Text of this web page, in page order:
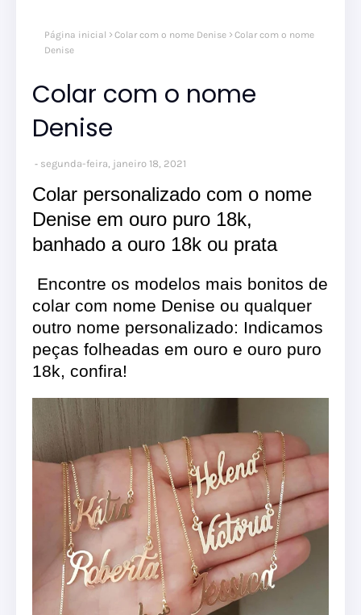
Página inicial Colar com o nome Denise
Colar com o nome
Denise
Colar com o nome
Denise
segunda-feira, janeiro 18, 2021
Colar personalizado com o nome
Denise em ouro puro 18k,
banhado a ouro 18k ou prata
Encontre os modelos mais bonitos de
colar com nome Denise ou qualquer
outro nome personalizado: Indicamos
peças folheadas em ouro e ouro puro
18k, confira!